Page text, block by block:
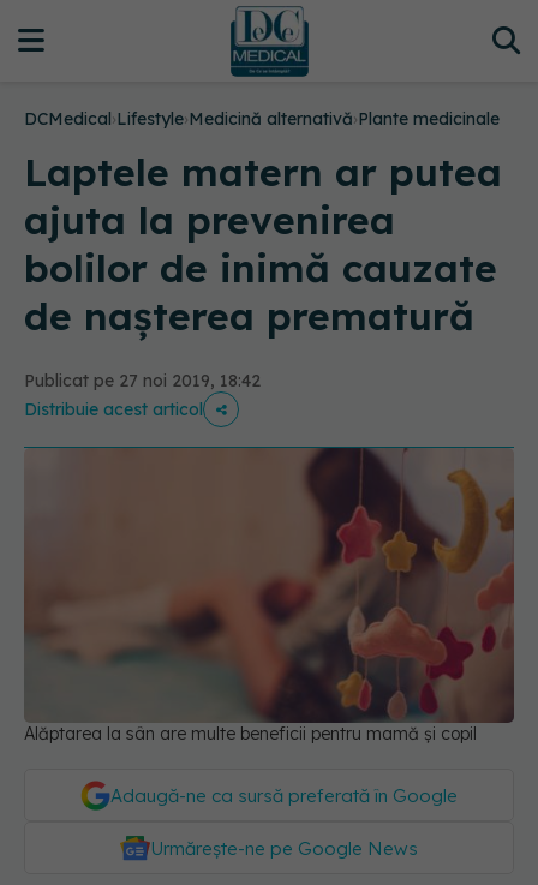
DCMedical›Lifestyle›Medicină alternativă›Plante medicinale
Laptele matern ar putea
ajuta la prevenirea
bolilor de inimă cauzate
de nașterea prematură
Publicat pe 27 noi 2019, 18:42
Distribuie acest articol
Alăptarea la sân are multe beneficii pentru mamă și copil
Adaugă-ne ca sursă preferată în Google
Urmărește-ne pe Google News